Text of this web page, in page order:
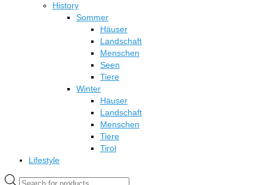
History
Sommer
Häuser
Landschaft
Menschen
Seen
Tiere
Winter
Häuser
Landschaft
Menschen
Tiere
Tirol
Lifestyle
Products